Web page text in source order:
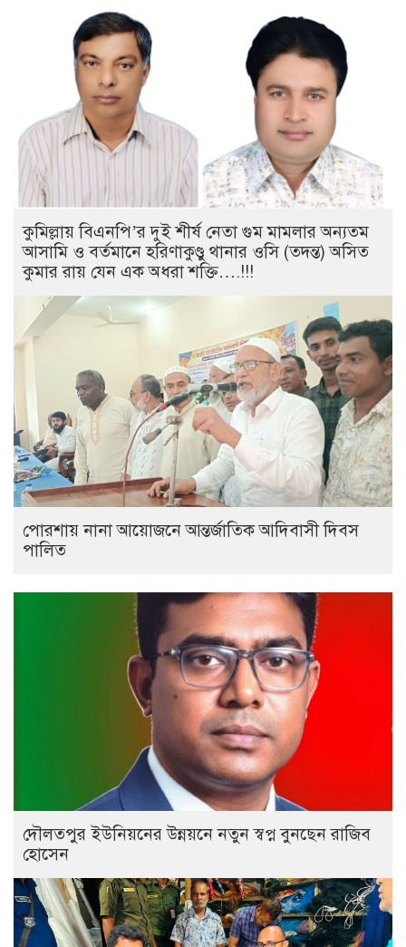
কুমিল্লায় বিএনপি’র দুই শীর্ষ নেতা গুম মামলার অন্যতম
আসামি ও বর্তমানে হরিণাকুণ্ডু থানার ওসি (তদন্ত) অসিত
কুমার রায় যেন এক অধরা শক্তি….!!!
পোরশায় নানা আয়োজনে আন্তর্জাতিক আদিবাসী দিবস
পালিত
দৌলতপুর ইউনিয়নের উন্নয়নে নতুন স্বপ্ন বুনছেন রাজিব
হোসেন